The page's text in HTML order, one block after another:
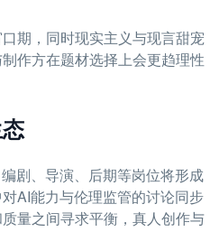
期，同时现实主义与现言甜宠
作方在题材选择上会更趋理性
剧、导演、后期等岗位将形成
AI能力与伦理监管的讨论同步
量之间寻求平衡，真人创作与